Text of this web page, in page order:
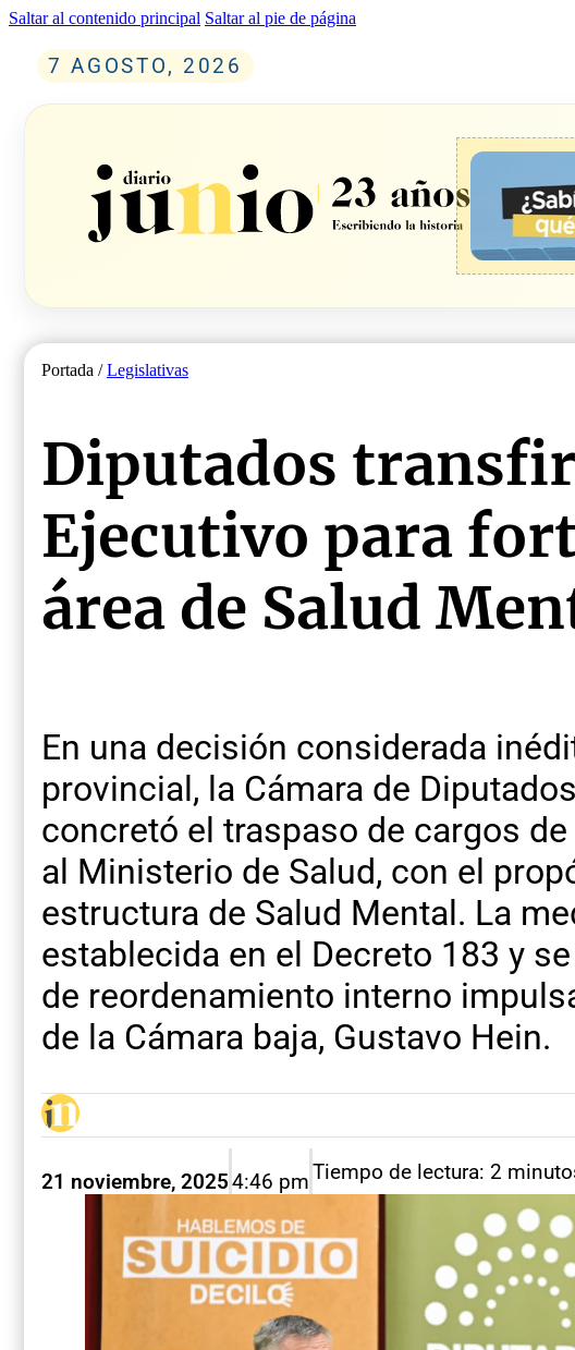
Saltar al contenido principal Saltar al pie de página
7 AGOSTO, 2026
Portada /Legislativas
Diputados
Ejecutivo para
área de Salud
En una decisión considerada
provincial, la Cámara de
concretó el traspaso de cargos
al Ministerio de Salud, con el
estructura de Salud Mental. La
establecida en el Decreto 183 y
de reordenamiento interno
de la Cámara baja, Gustavo Hein.
21 noviembre, 20254:46 pmTiempo de lectura: 2